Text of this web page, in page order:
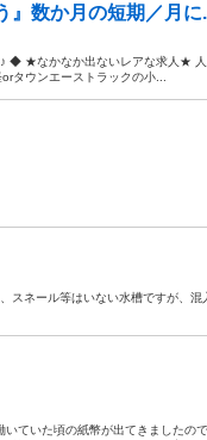
』数か月の短期／月に
◆ ★なかなか出ないレアな求人★
タウンエーストラックの小...
スネール等はいない水槽ですが、混
ていた頃の紙幣が出てきましたの